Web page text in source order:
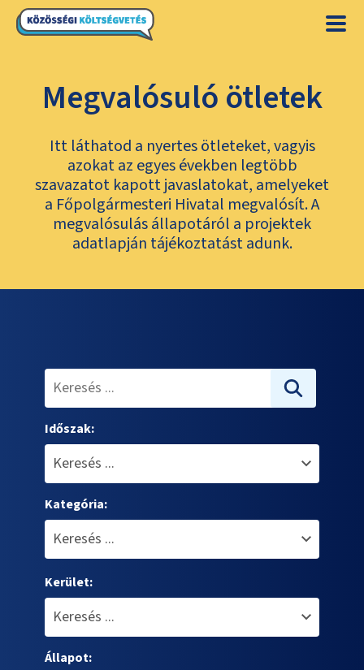
Megvalósuló ötletek
Itt láthatod a nyertes ötleteket, vagyis
azokat az egyes években legtöbb
szavazatot kapott javaslatokat, amelyeket
a Főpolgármesteri Hivatal megvalósít. A
megvalósulás állapotáról a projektek
adatlapján tájékoztatást adunk.
Időszak:
Kategória:
Kerület:
Állapot: